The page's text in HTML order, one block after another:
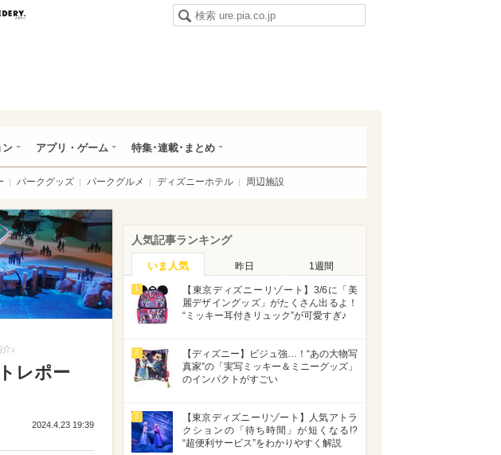
肉
ン アプリ・ゲーム 特集･連載･まとめ
パークグッズ パークグルメ ディズニーホテル 周辺施設
介♪
レポー
2024.4.23 19:39
人気記事ランキング
いま人気 昨日 1週間
1
【東京ディズニーリゾート】3/6に「美
麗デザイングッズ」がたくさん出るよ！
“ミッキー耳付きリュック”が可愛すぎ♪
2
【ディズニー】ビジュ強…！“あの大物写
真家”の「実写ミッキー＆ミニーグッズ」
のインパクトがすごい
3
【東京ディズニーリゾート】人気アトラ
クションの「待ち時間」が短くなる!?
“超便利サービス”をわかりやすく解説